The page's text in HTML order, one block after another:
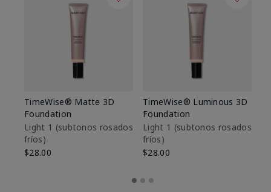
TimeWise® Matte 3D
Foundation
Light 1​ (subtonos rosados
fríos)
$28.00
TimeWise® Luminous 3D
Foundation
Light 1​ (subtonos rosados
fríos)
$28.00